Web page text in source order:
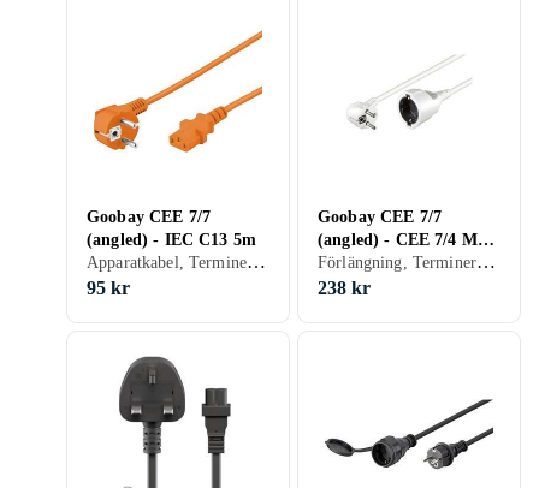
Goobay CEE 7/7
(angled) - IEC C13 5m
Apparatkabel, Terminerad (försedd med kontakter), 19
95 kr
Goobay CEE 7/7
(angled) - CEE 7/4 M-F
10m
Förlängning, Terminerad (försedd med kontakter), 23.8
238 kr